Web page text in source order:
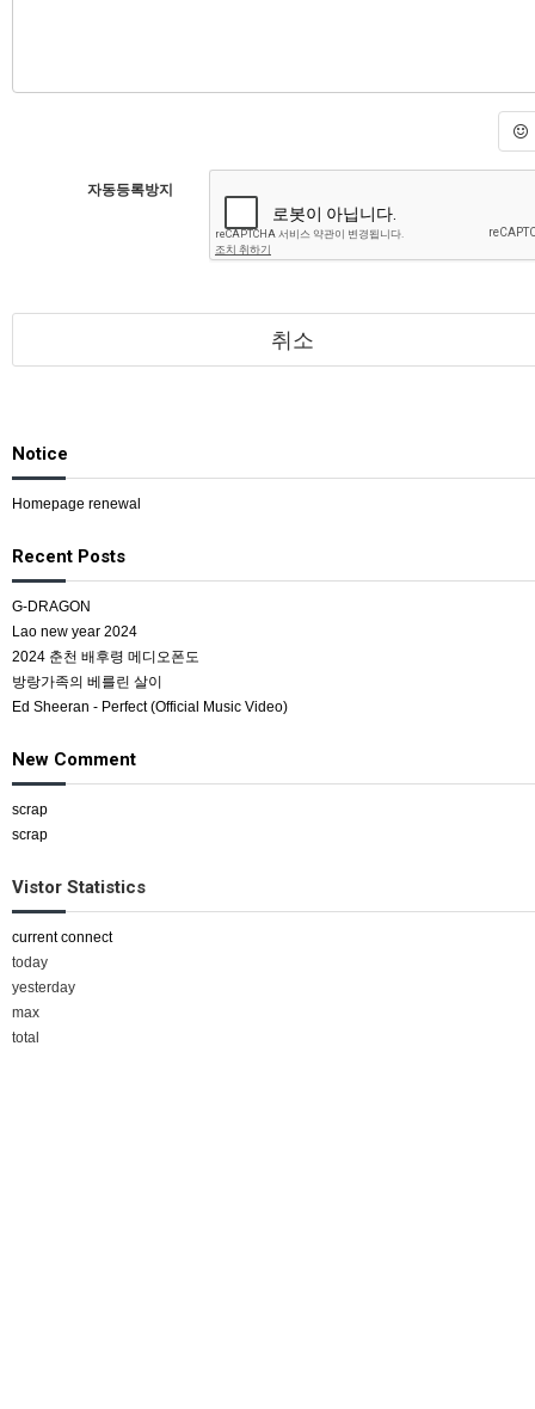
자동등록방지
취소
Notice
Homepage renewal
Recent Posts
G-DRAGON
Lao new year 2024
2024 춘천 배후령 메디오폰도
방랑가족의 베를린 살이
Ed Sheeran - Perfect (Official Music Video)
New Comment
scrap
scrap
Vistor Statistics
current connect
today
yesterday
max
total